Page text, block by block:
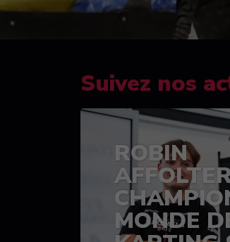
Suivez nos
ROBIN
MONDE